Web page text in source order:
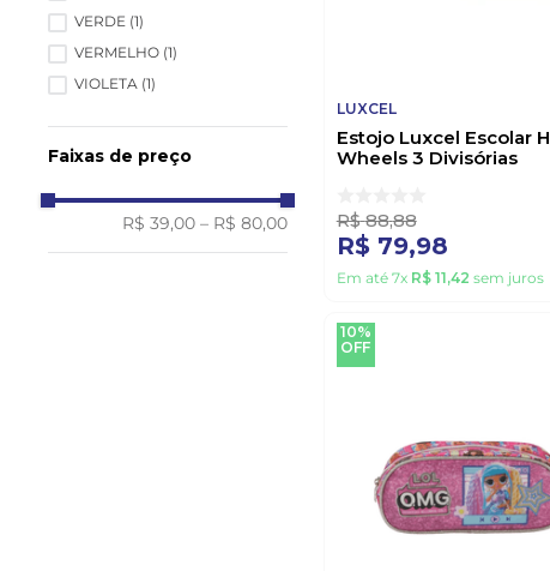
VERDE (1)
VERMELHO (1)
VIOLETA (1)
Faixas de preço
R$ 39,00 – R$ 80,00
LUXCEL
Estojo Luxcel Escolar
Wheels 3 Divisórias
R$ 88,88
R$ 79,98
Em até 7x R$ 11,42 sem juros
10%
OFF